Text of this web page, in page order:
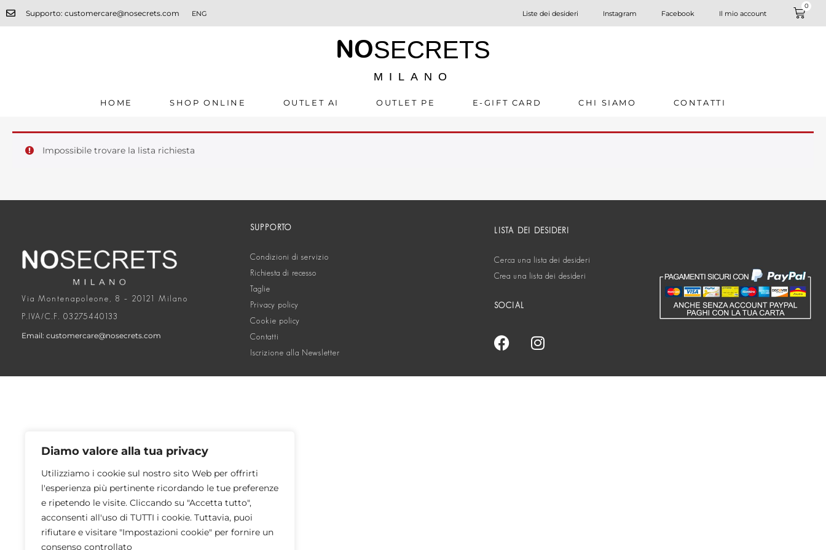
Diamo valore alla tua privacy
Utilizziamo i cookie sul nostro sito Web per offrirti
l'esperienza più pertinente ricordando le tue preferenze
e ripetendo le visite. Cliccando su "Accetta tutto",
acconsenti all'uso di TUTTI i cookie. Tuttavia, puoi
rifiutare e visitare "Impostazioni cookie" per fornire un
consenso controllato
Supporto: customercare@nosecrets.com ENG Liste dei desideri Instagram Facebook Il mio account
0
NOSECRETS
MILANO
HOME SHOP ONLINE OUTLET AI OUTLET PE E-GIFT CARD CHI SIAMO CONTATTI
Impossibile trovare la lista richiesta
Via Montenapoleone, 8 – 20121 Milano
P.IVA/C.F. 03275440133
Email: customercare@nosecrets.com
SUPPORTO
Condizioni di servizio
Richiesta di recesso
Taglie
Privacy policy
Cookie policy
Contatti
Iscrizione alla Newsletter
LISTA DEI DESIDERI
Cerca una lista dei desideri
Crea una lista dei desideri
SOCIAL